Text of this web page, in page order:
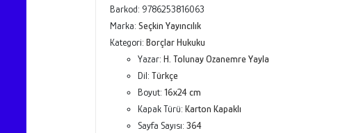
Barkod: 9786253816063
Marka: Seçkin Yayıncılık
Kategori: Borçlar Hukuku
Yazar: H. Tolunay Ozanemre Yayla
Dil: Türkçe
Boyut: 16x24 cm
Kapak Türü: Karton Kapaklı
Sayfa Sayısı: 364